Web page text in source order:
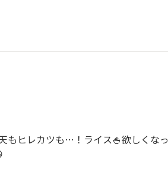
もヒレカツも…！ライス🍚欲しくな